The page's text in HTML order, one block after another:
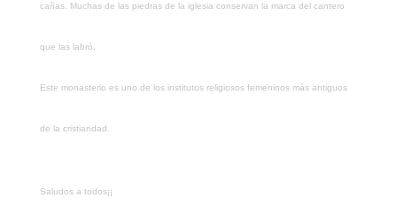
cañas. Muchas de las piedras de la iglesia conservan la marca del cantero
que las labró.
Este monasterio es uno de los institutos religiosos femeninos más antiguos
de la cristiandad.
Saludos a todos¡¡